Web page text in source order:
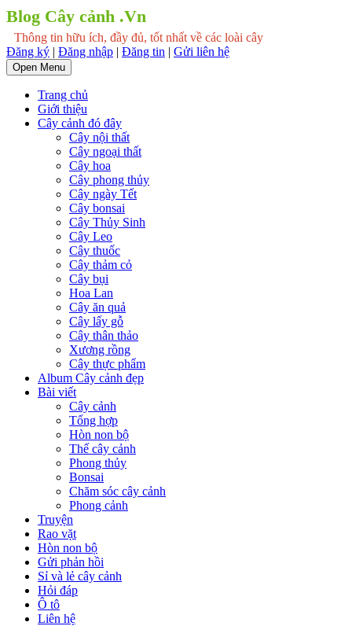
Blog Cây cảnh .Vn
Thông tin hữu ích, đầy đủ, tốt nhất về các loài cây
Đăng ký | Đăng nhập | Đăng tin | Gửi liên hệ
Open Menu
Trang chủ
Giới thiệu
Cây cảnh đó đây
Cây nội thất
Cây ngoại thất
Cây hoa
Cây phong thủy
Cây ngày Tết
Cây bonsai
Cây Thủy Sinh
Cây Leo
Cây thuốc
Cây thảm cỏ
Cây bụi
Hoa Lan
Cây ăn quả
Cây lấy gỗ
Cây thân thảo
Xương rồng
Cây thực phẩm
Album Cây cảnh đẹp
Bài viết
Cây cảnh
Tổng hợp
Hòn non bộ
Thế cây cảnh
Phong thủy
Bonsai
Chăm sóc cây cảnh
Phong cảnh
Truyện
Rao vặt
Hòn non bộ
Gửi phản hồi
Sỉ và lẻ cây cảnh
Hỏi đáp
Ô tô
Liên hệ